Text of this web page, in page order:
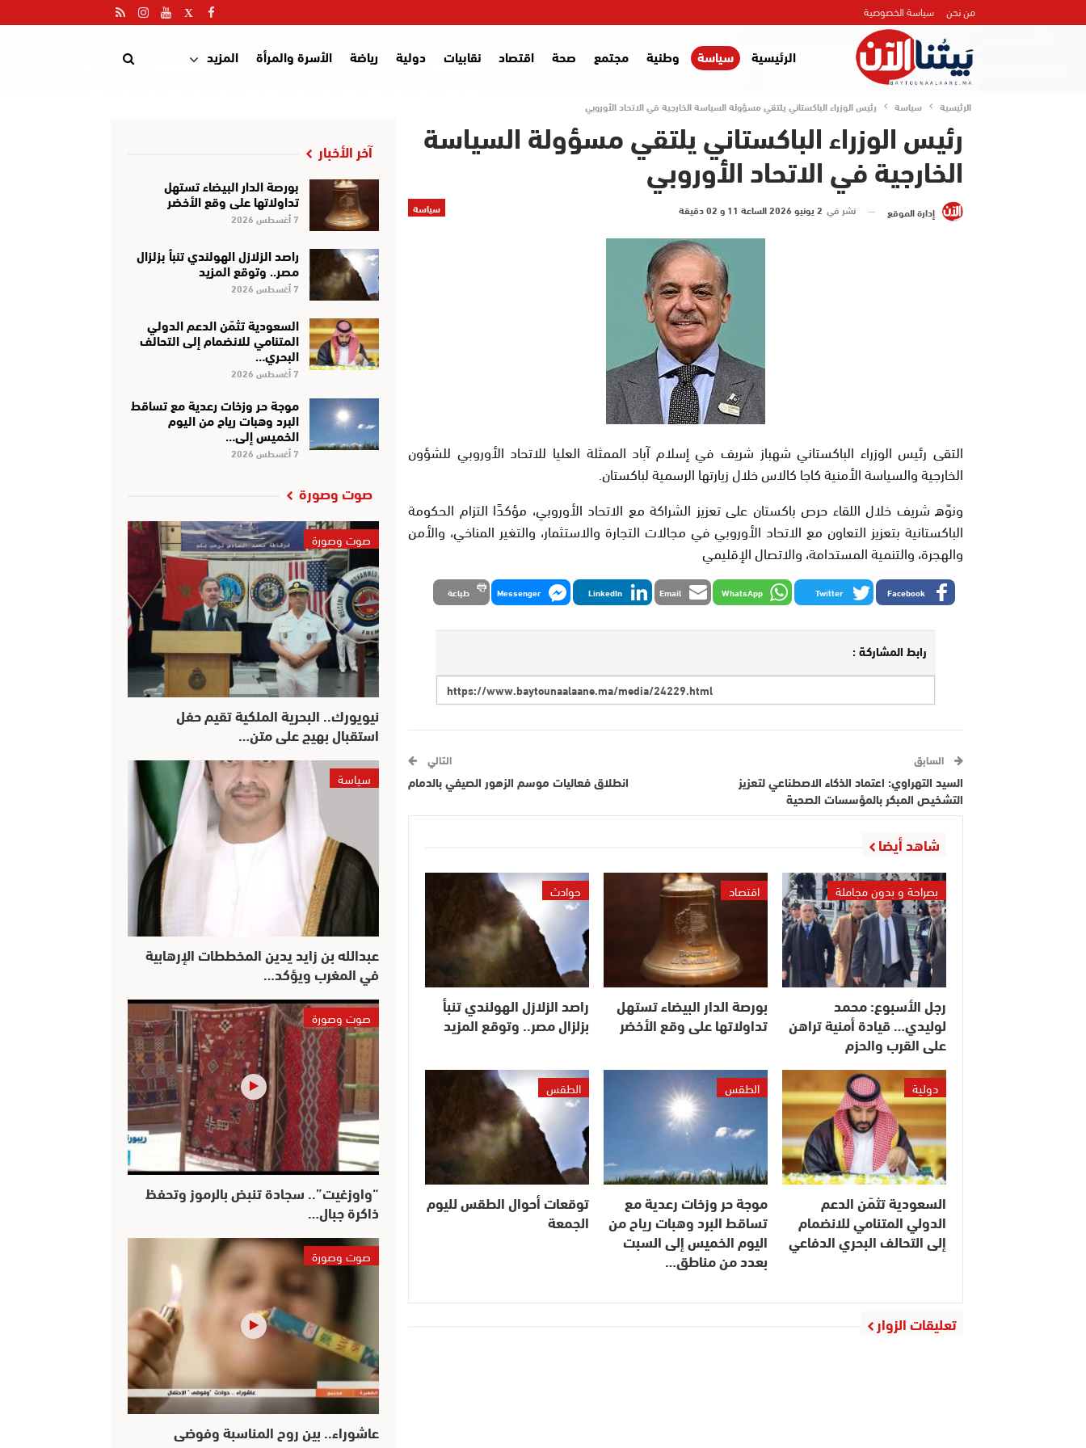
من نحن سياسة الخصوصية
الرئيسية سياسة وطنية مجتمع صحة اقتصاد نقابيات دولية رياضة الأسرة والمرأة المزيد
الرئيسية سياسة رئيس الوزراء الباكستاني يلتقي مسؤولة السياسة الخارجية في الاتحاد الأوروبي
رئيس الوزراء الباكستاني يلتقي مسؤولة السياسة
الخارجية في الاتحاد الأوروبي
سياسة إدارة الموقع نشر في 2 يونيو 2026 الساعة 11 و 02 دقيقة
التقى رئيس الوزراء الباكستاني شهباز شريف في إسلام آباد الممثلة العليا للاتحاد الأوروبي للشؤون
الخارجية والسياسة الأمنية كاجا كالاس خلال زيارتها الرسمية لباكستان.
ونوّه شريف خلال اللقاء حرص باكستان على تعزيز الشراكة مع الاتحاد الأوروبي، مؤكدًا التزام الحكومة
الباكستانية بتعزيز التعاون مع الاتحاد الأوروبي في مجالات التجارة والاستثمار، والتغير المناخي، والأمن
والهجرة، والتنمية المستدامة، والاتصال الإقليمي
Facebook
Twitter
WhatsApp
Email
LinkedIn
Messenger طباعة
رابط المشاركة :
السابق
السيد التهراوي: اعتماد الذكاء الاصطناعي لتعزيز
التشخيص المبكر بالمؤسسات الصحية
التالي
انطلاق فعاليات موسم الزهور الصيفي بالدمام
شاهد أيضا
بصراحة و بدون مجاملة
رجل الأسبوع: محمد
لوليدي… قيادة أمنية تراهن
على القرب والحزم
اقتصاد
بورصة الدار البيضاء تستهل
تداولاتها على وقع الأخضر
حوادث
راصد الزلازل الهولندي تنبأ
بزلزال مصر.. وتوقع المزيد
دولية
السعودية تثمّن الدعم
الدولي المتنامي للانضمام
إلى التحالف البحري الدفاعي
الطقس
موجة حر وزخات رعدية مع
تساقط البرد وهبات رياح من
اليوم الخميس إلى السبت
بعدد من مناطق…
الطقس
توقعات أحوال الطقس لليوم
الجمعة
تعليقات الزوار
آخر الأخبار
بورصة الدار البيضاء تستهل
تداولاتها على وقع الأخضر
7 أغسطس 2026
راصد الزلازل الهولندي تنبأ بزلزال
مصر.. وتوقع المزيد
7 أغسطس 2026
السعودية تثمّن الدعم الدولي
المتنامي للانضمام إلى التحالف
البحري…
7 أغسطس 2026
موجة حر وزخات رعدية مع تساقط
البرد وهبات رياح من اليوم
الخميس إلى…
7 أغسطس 2026
صوت وصورة
صوت وصورة
نيويورك.. البحرية الملكية تقيم حفل
استقبال بهيج على متن…
سياسة
عبدالله بن زايد يدين المخططات الإرهابية
في المغرب ويؤكد…
صوت وصورة
“واوزغيت”.. سجادة تنبض بالرموز وتحفظ
ذاكرة جبال…
صوت وصورة
عاشوراء.. بين روح المناسبة وفوضى